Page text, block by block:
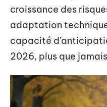
croissance des
adaptation
capacité
2026, plus que